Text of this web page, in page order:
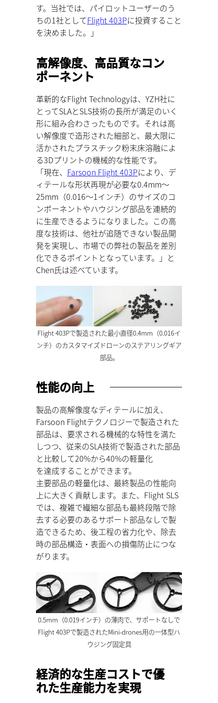
す。当社では、パイロットユーザーのう
ちの1社としてFlight 403Pに投資すること
を決めました。」
⾼解像度、⾼品質なコン
ポーネント
⾰新的なFlight Technologyは、YZH社に
とってSLAとSLS技術の⻑所が満⾜のいく
形に組み合わさったものです。それは⾼
い解像度で造形された細部と、最⼤限に
活かされたプラスチック粉末床溶融によ
る3Dプリントの機械的な性能です。
「現在、 Farsoon Flight 403Pにより、デ
ィテールな形状再現が必要な0.4mm〜
25mm（0.016〜1インチ）のサイズのコ
ンポーネントやハウジング部品を連続的
に⽣産できるようになりました。この⾼
度な技術は、他社が追随できない製品開
発を実現し、市場での弊社の製品を差別
化できるポイントとなっています。」と
Chen⽒は述べています。
Flight 403Pで製造された最小直径0.4mm（0.016イ
ンチ）のカスタマイズドローンのステアリングギア
部品。
性能の向上
製品の⾼解像度なディテールに加え、
Farsoon Flightテクノロジーで製造された
部品は、要求される機械的な特性を満た
しつつ、従来のSLA技術で製造された部品
と⽐較して20%から40%の軽量化
を達成することができます。
主要部品の軽量化は、最終製品の性能向
上に⼤きく貢献します。また、Flight SLS
では、複雑で繊細な部品も最終段階で除
去する必要のあるサポート部品なしで製
造できるため、後⼯程の省⼒化や、除去
時の部品構造・表⾯への損傷防⽌につな
がります。
0.5mm（0.019インチ）の薄肉で、サポートなしで
Flight 403Pで製造されたMini-drones用の一体型ハ
ウジング固定具
経済的な⽣産コストで優
れた生産能力を実現